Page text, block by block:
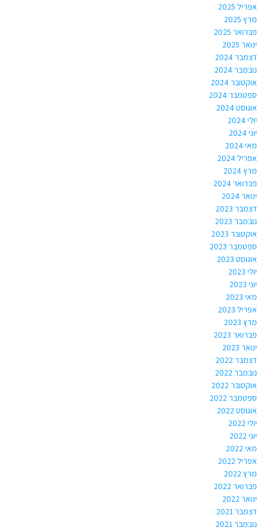
אפריל 2025
מרץ 2025
פברואר 2025
ינואר 2025
דצמבר 2024
נובמבר 2024
אוקטובר 2024
ספטמבר 2024
אוגוסט 2024
יולי 2024
יוני 2024
מאי 2024
אפריל 2024
מרץ 2024
פברואר 2024
ינואר 2024
דצמבר 2023
נובמבר 2023
אוקטובר 2023
ספטמבר 2023
אוגוסט 2023
יולי 2023
יוני 2023
מאי 2023
אפריל 2023
מרץ 2023
פברואר 2023
ינואר 2023
דצמבר 2022
נובמבר 2022
אוקטובר 2022
ספטמבר 2022
אוגוסט 2022
יולי 2022
יוני 2022
מאי 2022
אפריל 2022
מרץ 2022
פברואר 2022
ינואר 2022
דצמבר 2021
נובמבר 2021